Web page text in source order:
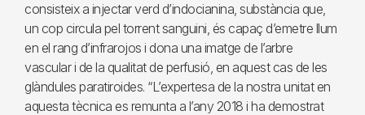
consisteix a injectar verd d’indocianina, substància que,
un cop circula pel torrent sanguini, és capaç d’emetre llum
en el rang d’infrarojos i dona una imatge de l’arbre
vascular i de la qualitat de perfusió, en aquest cas de les
glàndules paratiroides. “L’expertesa de la nostra unitat en
aquesta tècnica es remunta a l’any 2018 i ha demostrat